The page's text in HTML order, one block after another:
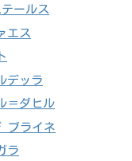
ールス
エス
デッラ
＝ダヒル
ブライネ
ラ